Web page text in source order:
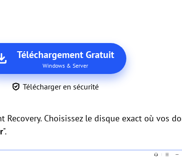
Téléchargement Gratuit
Windows & Server
Télécharger en sécurité
Choisissez le disque exact où vos
".